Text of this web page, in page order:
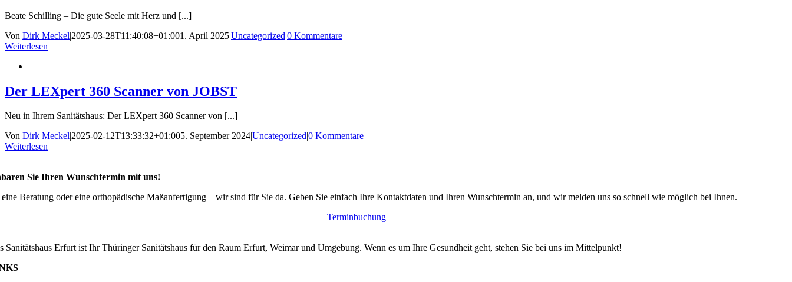
Beate Schilling – Die gute Seele mit Herz und [...]
Von Dirk Meckel|2025-03-28T11:40:08+01:001. April 2025|Uncategorized|0 Kommentare
Weiterlesen
Der LEXpert 360 Scanner von JOBST
Neu in Ihrem Sanitätshaus: Der LEXpert 360 Scanner von [...]
Von Dirk Meckel|2025-02-12T13:33:32+01:005. September 2024|Uncategorized|0 Kommentare
Weiterlesen
Sie Ihren Wunschtermin mit uns!
Beratung oder eine orthopädische Maßanfertigung – wir sind für Sie da. Geben Sie einfach Ihre Kontaktdaten und Ihren Wunschtermin an, und wir melden uns so schnell wie möglich bei Ihnen.
Terminbuchung
Sanitätshaus Erfurt ist Ihr Thüringer Sanitätshaus für den Raum Erfurt, Weimar und Umgebung. Wenn es um Ihre Gesundheit geht, stehen Sie bei uns im Mittelpunkt!